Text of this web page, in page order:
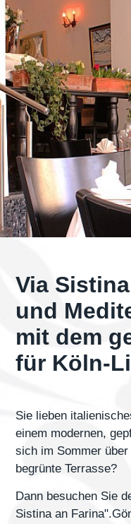
Via
und
mit dem
für Köln-
Sie lieben
einem modernen,
sich im Sommer
begrünte Terrasse?
Dann besuchen Sie
Sistina an Farina"